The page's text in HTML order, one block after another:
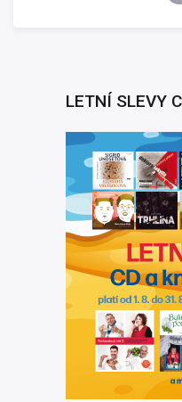
LETNÍ SLEVY